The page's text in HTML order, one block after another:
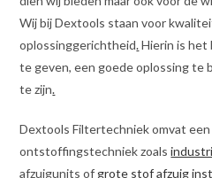
Wij bij Dextools staan voor
oplossinggerichtheid.Hierin is het
te geven, een goede oplossing te
te zijn.
Dextools Filtertechniek omvat een
ontstoffingstechniek zoals
afzuigunits of grote stof afzuig